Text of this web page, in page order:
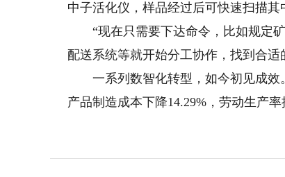
中子活化仪，样品经过后可快速扫描
“现在只需要下达命令，比如规定矿
配送系统等就开始分工协作，找到合适
一系列数智化转型，如今初见成效
产品制造成本下降14.29%，劳动生产率